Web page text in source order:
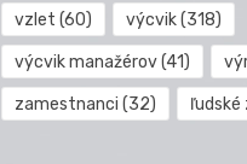
vzlet (60) výcvik(318)
výcvik manažérov(41)
zamestnanci (32) ľudské